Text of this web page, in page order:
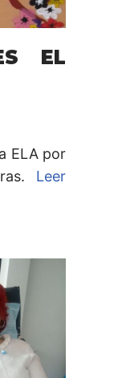
EL
ELA por
Leer